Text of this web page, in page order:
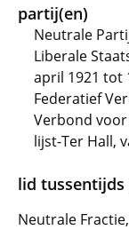
partij(en)
Neutrale
Liberale
april 1921 tot
Federatief
Verbond
lijst-Ter Hall,
lid
Neutrale